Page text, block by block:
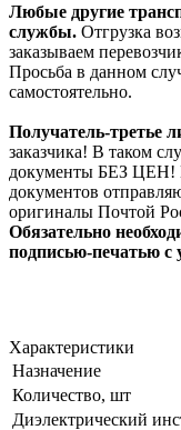
Любые другие
службы. Отгрузка
заказываем
Просьба в данном
самостоятельно.
Получатель-третье
заказчика! В таком
документы БЕЗ ЦЕН!
документов
оригиналы Почтой
Обязательно
подписью-печатью с
Характеристики
Назначение
Количество, шт
Диэлектрический